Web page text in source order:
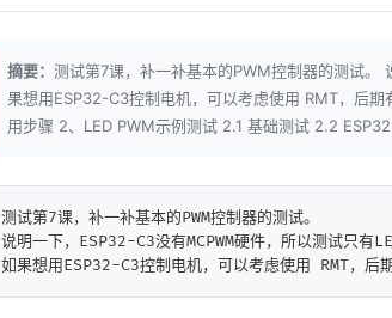
摘要： 测试第7课，补一补基本的PWM控制器的测试。
果想用ESP32-C3控制电机，可以考虑使用 RMT，后
用步骤 2、LED PWM示例测试 2.1 基础测试 2.2
测试第7课，补一补基本的PWM控制器的测试。
说明一下，ESP32-C3没有MCPWM硬件，所以测试只有
如果想用ESP32-C3控制电机，可以考虑使用 RMT，后